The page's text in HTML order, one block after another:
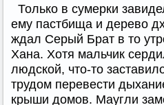
Только в сумерки
ему пастбища и дерево
ждал Серый Брат в то
Хана. Хотя мальчик
людской, что-то
трудом перевести
крыши домов. Маугли